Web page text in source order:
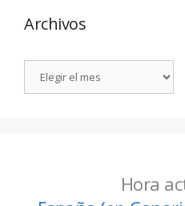
Archivos
Hora